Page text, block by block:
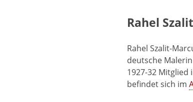
Rahel
Rahel Szalit-
deutsche
1927-32 Mitglied
befindet sich im